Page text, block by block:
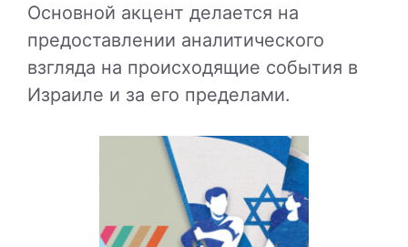
Основной акцент делается на
предоставлении аналитического
взгляда на происходящие события в
Израиле и за его пределами.